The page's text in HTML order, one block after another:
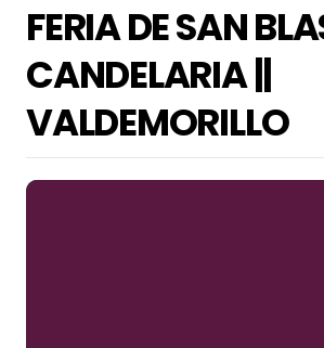
FERIA DE SAN
CANDELARIA ||
VALDEMORILLO